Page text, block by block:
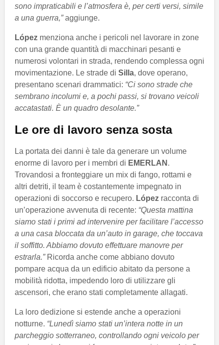
sono impraticabili e l’atmosfera è, per certi versi, simile
a una guerra,”aggiunge.
López menziona anche i pericoli nel lavorare in zone
con una grande quantità di macchinari pesanti e
numerosi volontari in strada, rendendo complessa ogni
movimentazione. Le strade di Silla, dove operano,
presentano scenari drammatici: “Ci sono strade che
sembrano incolumi e, a pochi passi, si trovano veicoli
accatastati. È un quadro desolante.”
Le ore di lavoro senza sosta
La portata dei danni è tale da generare un volume
enorme di lavoro per i membri di EMERLAN .
Trovandosi a fronteggiare un mix di fango, rottami e
altri detriti, il team è costantemente impegnato in
operazioni di soccorso e recupero. López racconta di
un’operazione avvenuta di recente: “Questa mattina
siamo stati i primi ad intervenire per facilitare l’accesso
a una casa bloccata da un’auto in garage, che toccava
il soffitto. Abbiamo dovuto effettuare manovre per
estrarla.”Ricorda anche come abbiano dovuto
pompare acqua da un edificio abitato da persone a
mobilità ridotta, impedendo loro di utilizzare gli
ascensori, che erano stati completamente allagati.
La loro dedizione si estende anche a operazioni
notturne. “Lunedì siamo stati un’intera notte in un
parcheggio sotterraneo, controllando ogni veicolo per